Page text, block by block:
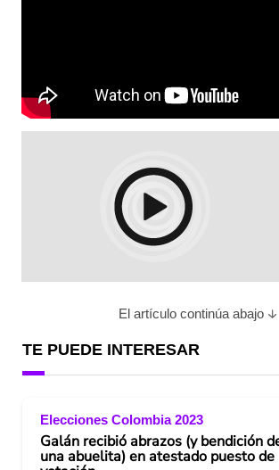
El artículo continúa abajo
TE PUEDE INTERESAR
Elecciones Colombia 2023
Galán recibió abrazos (y bendición
una abuelita) en atestado puesto de